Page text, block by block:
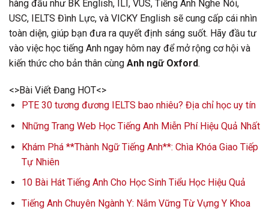
hàng đầu như BK English, ILI, VUS, Tiếng Anh Nghe Nói,
USC, IELTS Đình Lực, và VICKY English sẽ cung cấp cái nhìn
toàn diện, giúp bạn đưa ra quyết định sáng suốt. Hãy đầu tư
vào việc học tiếng Anh ngay hôm nay để mở rộng cơ hội và
kiến thức cho bản thân cùng Anh ngữ Oxford.
<>Bài Viết Đang HOT<>
PTE 30 tương đương IELTS bao nhiêu? Địa chỉ học uy tín
Những Trang Web Học Tiếng Anh Miễn Phí Hiệu Quả Nhất
Khám Phá **Thành Ngữ Tiếng Anh**: Chìa Khóa Giao Tiếp
Tự Nhiên
10 Bài Hát Tiếng Anh Cho Học Sinh Tiểu Học Hiệu Quả
Tiếng Anh Chuyên Ngành Y: Nắm Vững Từ Vựng Y Khoa